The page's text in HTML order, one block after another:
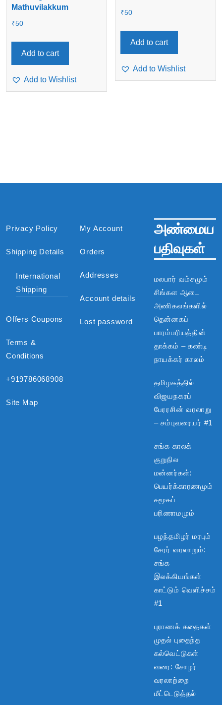
Mathuvilakkum
₹50
Add to cart
Add to Wishlist
₹50
Add to cart
Add to Wishlist
Privacy Policy
Shipping Details
International
Shipping
Offers Coupons
Terms &
Conditions
+919786068908
Site Map
My Account
Orders
Addresses
Account details
Lost password
அண்மைய
பதிவுகள்
மலபார் வம்சமும்
சிங்கள ஆடை
அணிகலங்களில்
தென்னகப்
பாரம்பரியத்தின்
தாக்கம் – கண்டி
நாயக்கர் காலம்
தமிழகத்தில்
விஜயநகரப்
பேரரசின் வரலாறு
– சம்புவரையர் #1
சங்க காலக்
குறுநில
மன்னர்கள்:
பெயர்க்காரணமும்
சமூகப்
பரிணாமமும்
பழந்தமிழர் மரபும்
சேரர் வரலாறும்:
சங்க
இலக்கியங்கள்
காட்டும் வெளிச்சம்
#1
புராணக் கதைகள்
முதல் புதைந்த
கல்வெட்டுகள்
வரை: சோழர்
வரலாற்றை
மீட்டெடுத்தல்